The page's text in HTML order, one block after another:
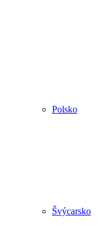
Polsko
Švýcarsko